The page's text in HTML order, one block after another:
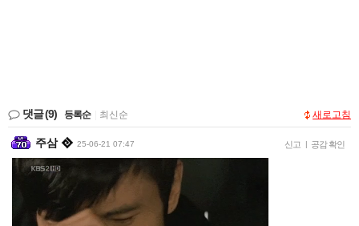
댓글(9) 등록순 최신순 새로고침
주삼 25-06-21 07:47 신고 | 공감 확인